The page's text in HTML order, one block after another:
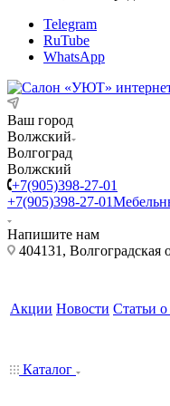
Telegram
RuTube
WhatsApp
Ваш город
Волжский
Волгоград
Волжский
+7(905)398-27-01
+7(905)398-27-01
Напишите нам
404131,
Акции Новости Статьи
Каталог